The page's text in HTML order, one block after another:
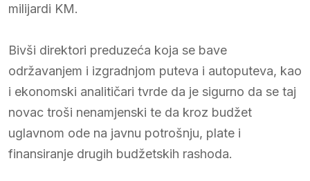
milijardi KM.
Bivši direktori preduzeća koja se bave
održavanjem i izgradnjom puteva i autoputeva, kao
i ekonomski analitičari tvrde da je sigurno da se taj
novac troši nenamjenski te da kroz budžet
uglavnom ode na javnu potrošnju, plate i
finansiranje drugih budžetskih rashoda.